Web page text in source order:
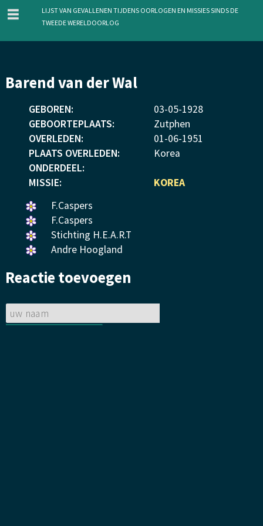
en
inhoud
menu
Lijst van gevallenen tijdens oorlogen en missies sinds de
Tweede Wereldoorlog
Barend van der Wal
GEBOREN: 03-05-1928
GEBOORTEPLAATS:
Zutphen
OVERLEDEN:
01-06-1951
PLAATS OVERLEDEN:
Korea
ONDERDEEL:
MISSIE:
KOREA
Een
bloemetje
gelegd.
F.Caspers
Een
bloemetje
gelegd.
F.Caspers
Een
bloemetje
Stichting H.E.A.R.T
Een
gelegd.
Andre Hoogland
Reactie toevoegen